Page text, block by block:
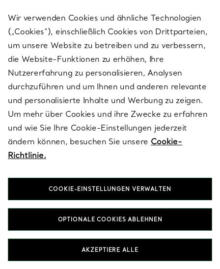
Sonnenbrillen
Die Brillenkollektion ist von den ikonischen Schmuckdesigns und
legendären Edelsteinen des Hauses inspiriert. Charakteristische
Motive wie unser markantes abgeschrägtes „T“ oder das Tiffany
HardWear Verbindungsglied stellen einzigartige Details dar, die
für Aufmerksamkeit sorgen. Unsere Brillendesigns umfassen
Dramatik. Wenn Sie eine eher ungewöhnliche Form suchen,
Braun und Schildpatt finden Sie auch leuchtende, von unseren
Edelsteinen inspirierte Farbtöne wie rosa Opal oder
Sonnenbrillen für Damen gilt die Devise: Extravaganter ist immer
besser.
Wir verwenden Cookies und ähnliche Technologien
(„Cookies“), einschließlich Cookies von Drittparteien,
um unsere Website zu betreiben und zu verbessern,
die Website-Funktionen zu erhöhen, Ihre
Nutzererfahrung zu personalisieren, Analysen
durchzuführen und um Ihnen und anderen relevante
und personalisierte Inhalte und Werbung zu zeigen.
Um mehr über Cookies und ihre Zwecke zu erfahren
und wie Sie Ihre Cookie-Einstellungen jederzeit
ändern können, besuchen Sie unsere Cookie-
Richtlinie.
COOKIE-EINSTELLUNGEN VERWALTEN
OPTIONALE COOKIES ABLEHNEN
AKZEPTIERE ALLE